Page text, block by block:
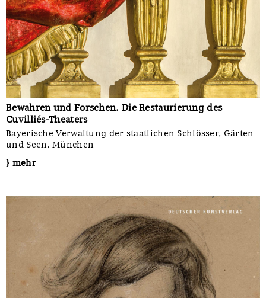
Bewahren und Forschen. Die Restaurierung des
Cuvilliés-Theaters
Bayerische Verwaltung der staatlichen Schlösser, Gärten
und Seen, München
} mehr